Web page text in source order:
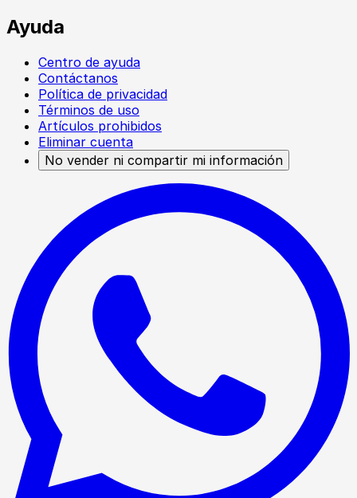
Ayuda
Centro de ayuda
Contáctanos
Política de privacidad
Términos de uso
Artículos prohibidos
Eliminar cuenta
No vender ni compartir mi información